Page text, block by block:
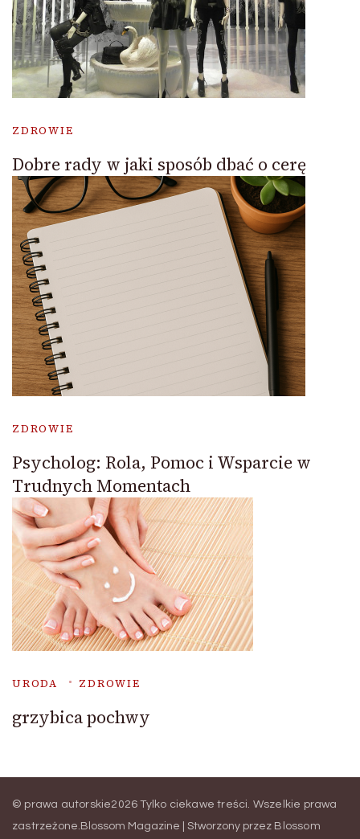
ZDROWIE
Dobre rady w jaki sposób dbać o cerę
ZDROWIE
Psycholog: Rola, Pomoc i Wsparcie w
Trudnych Momentach
URODA ZDROWIE
grzybica pochwy
© prawa autorskie2026Tylko ciekawe treści . Wszelkie prawa
zastrzeżone. Blossom Magazine | Stworzony przez Blossom